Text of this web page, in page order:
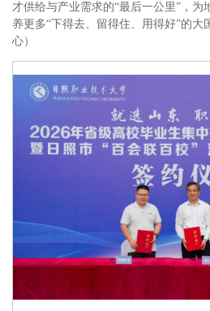
才供给与产业需求的“最后一公里”，
养更多“下得去、留得住、用得好”的大
心）